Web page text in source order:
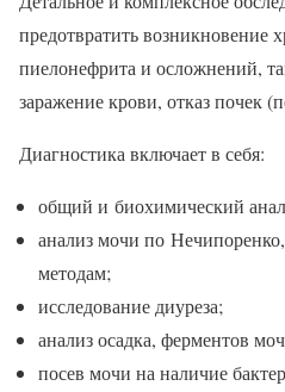
предотвратить возникновение
пиелонефрита и осложнений,
заражение крови, отказ почек
Диагностика включает в себя:
общий и биохимический
анализ мочи по
методам;
исследование диуреза;
анализ осадка, ферментов
посев мочи на наличие